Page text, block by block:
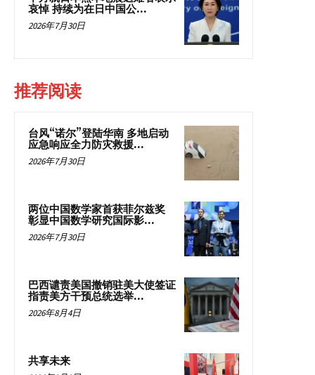
哀悼 持续为在日中国公...
2026年7月30日
推荐阅读
台风“诺尔”登陆华南 多地启动
应急响应全力防灾救援...
2026年7月30日
两位中国数学家首获菲尔兹奖
彰显中国数学研究国际影...
2026年7月30日
巴西谴责美国撤销驻美大使签证
指责美方干预总统选举...
2026年8月4日
共享未来